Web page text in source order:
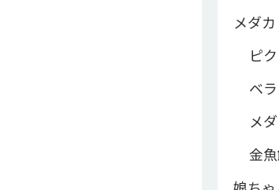
メダ
ピ
ベ
メ
金